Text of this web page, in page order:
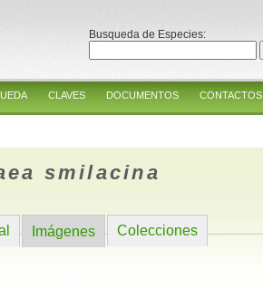
Busqueda de Especies:
CLAVES DOCUMENTOS CONTACTOS
smilacina
Imágenes Colecciones